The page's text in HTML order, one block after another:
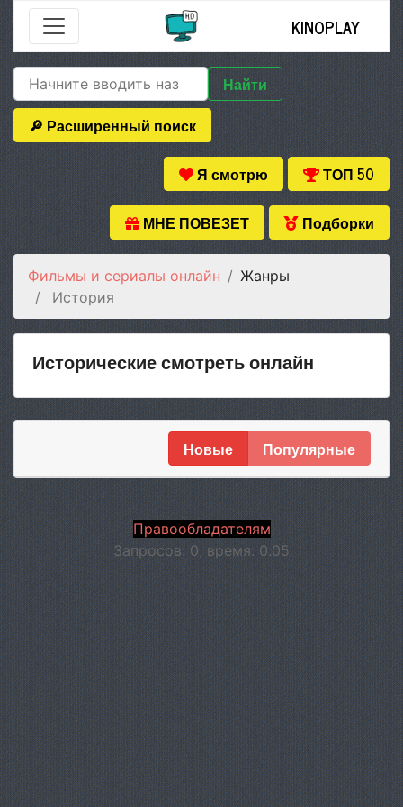
KINOPLAY
Найти
🔎 Расширенный поиск
Я смотрю ТОП 50
МНЕ ПОВЕЗЕТ Подборки
Фильмы и сериалы онлайн
Жанры
История
Исторические смотреть онлайн
Новые Популярные
Правообладателям
Запросов: 0, время: 0.05